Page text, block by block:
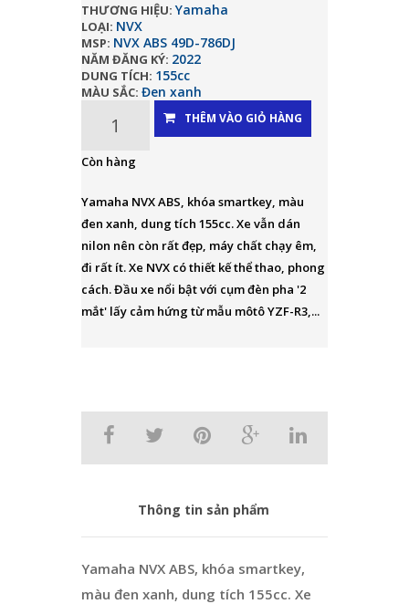
THƯƠNG HIỆU:Yamaha
LOẠI: NVX
MSP: NVX ABS 49D-786DJ
NĂM ĐĂNG KÝ: 2022
DUNG TÍCH: 155cc
MÀU SẮC: Đen xanh
THÊM VÀO GIỎ HÀNG
Còn hàng
Yamaha NVX ABS, khóa smartkey, màu
đen xanh, dung tích 155cc. Xe vẫn dán
nilon nên còn rất đẹp, máy chất chạy êm,
đi rất ít. Xe NVX có thiết kế thể thao, phong
cách. Đầu xe nổi bật với cụm đèn pha '2
mắt' lấy cảm hứng từ mẫu môtô YZF-R3,...
Thông tin sản phẩm
Yamaha NVX ABS, khóa smartkey,
màu đen xanh, dung tích 155cc. Xe